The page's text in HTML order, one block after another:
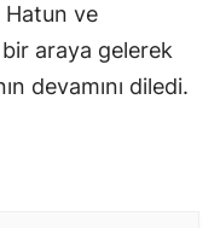
Hatun ve
araya gelerek
devamını diledi.